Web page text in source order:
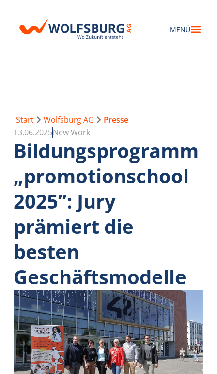
Start Wolfsburg AG
Presse
13.06.2025New Work
Bildungsprogramm
„promotionschool
2025”: Jury
prämiert die
besten
Geschäftsmodelle